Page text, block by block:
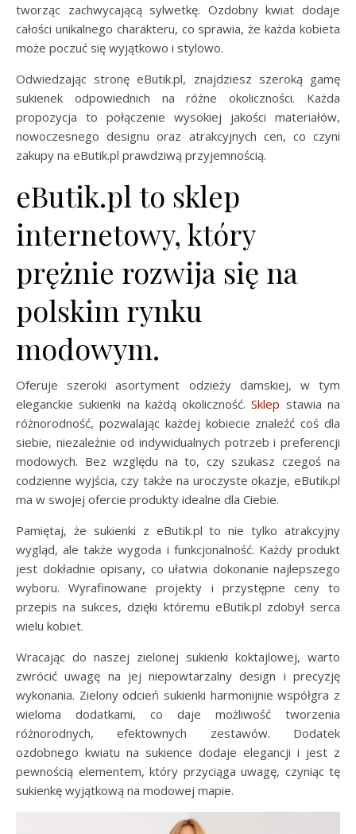
tworząc zachwycającą sylwetkę. Ozdobny kwiat dodaje
całości unikalnego charakteru, co sprawia, że każda kobieta
może poczuć się wyjątkowo i stylowo.
Odwiedzając stronę eButik.pl, znajdziesz szeroką gamę
sukienek odpowiednich na różne okoliczności. Każda
propozycja to połączenie wysokiej jakości materiałów,
nowoczesnego designu oraz atrakcyjnych cen, co czyni
zakupy na eButik.pl prawdziwą przyjemnością.
eButik.pl to sklep
internetowy, który
prężnie rozwija się na
polskim rynku
modowym.
Oferuje szeroki asortyment odzieży damskiej, w tym
eleganckie sukienki na każdą okoliczność.Sklep stawia na
różnorodność, pozwalając każdej kobiecie znaleźć coś dla
siebie, niezależnie od indywidualnych potrzeb i preferencji
modowych. Bez względu na to, czy szukasz czegoś na
codzienne wyjścia, czy także na uroczyste okazje, eButik.pl
ma w swojej ofercie produkty idealne dla Ciebie.
Pamiętaj, że sukienki z eButik.pl to nie tylko atrakcyjny
wygląd, ale także wygoda i funkcjonalność. Każdy produkt
jest dokładnie opisany, co ułatwia dokonanie najlepszego
wyboru. Wyrafinowane projekty i przystępne ceny to
przepis na sukces, dzięki któremu eButik.pl zdobył serca
wielu kobiet.
Wracając do naszej zielonej sukienki koktajlowej, warto
zwrócić uwagę na jej niepowtarzalny design i precyzję
wykonania. Zielony odcień sukienki harmonijnie współgra z
wieloma dodatkami, co daje możliwość tworzenia
różnorodnych, efektownych zestawów. Dodatek
ozdobnego kwiatu na sukience dodaje elegancji i jest z
pewnością elementem, który przyciąga uwagę, czyniąc tę
sukienkę wyjątkową na modowej mapie.